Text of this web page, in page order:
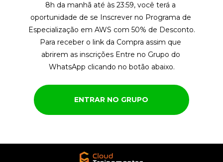
ENTRAR NO GRUPO
8h da manhã até às 23:59, você terá a
oportunidade de se Inscrever no Programa de
Especialização em AWS com 50% de Desconto.
Para receber o link da Compra assim que
abrirem as inscrições Entre no Grupo do
WhatsApp clicando no botão abaixo.